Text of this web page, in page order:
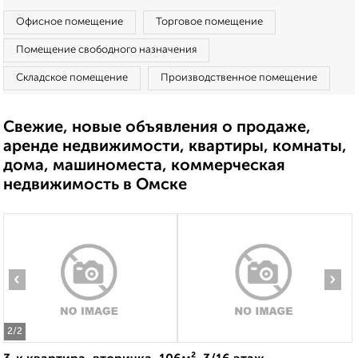
Офисное помещение Торговое помещение
Помещение свободного назначения
Складское помещение Производственное помещение
Свежие, новые объявления о продаже,
аренде недвижимости, квартиры, комнаты,
дома, машиноместа, коммерческая
недвижимость в Омске
2/2
‹ ›